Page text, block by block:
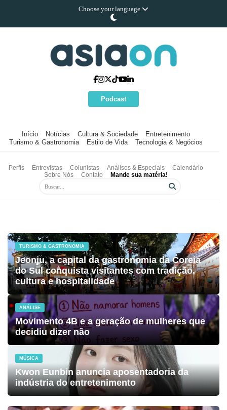
Choose your language
Podcast
Início Notícias Cultura & Sociedade
Entretenimento
Turismo & Gastronomia
Estilo de Vida Tecnologia & Negócios
Perfis Entrevistas Colunistas Análises & Especiais
Calendário
Sobre Nós
Contato Mande sua matéria!
TURISMO & GASTRONOMIA
Jeonju, a capital da gastronomia da Coreia
do Sul conquista visitantes com tradição,
cultura e hospitalidade
ANÁLISE
Movimento 4B e a geração de mulheres que
decidiu dizer não
MÚSICA
Kwon Eunbin anuncia aposentadoria da
indústria do entretenimento